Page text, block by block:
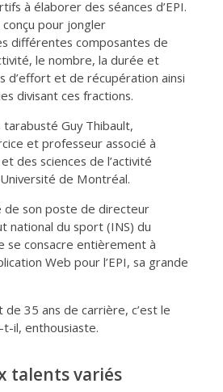
à élaborer des séances d’EPI.
conçu pour jongler
différentes composantes de
le nombre, la durée et
d’effort et de récupération ainsi
divisant ces fractions.
tarabusté Guy Thibault,
et professeur associé à
des sciences de l’activité
de Montréal.
son poste de directeur
national du sport (INS) du
se consacre entièrement à
Web pour l’EPI, sa grande
de 35 ans de carrière, c’est le
t-il, enthousiaste.
talents variés